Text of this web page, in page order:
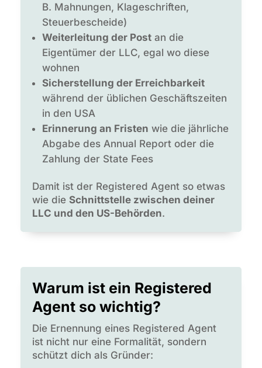
B. Mahnungen, Klageschriften,
Steuerbescheide)
Weiterleitung der Postan die
Eigentümer der LLC, egal wo diese
wohnen
Sicherstellung der Erreichbarkeit
während der üblichen Geschäftszeiten
in den USA
Erinnerung an Fristen wie die jährliche
Abgabe des Annual Report oder die
Zahlung der State Fees
Damit ist der Registered Agent so etwas
wie die Schnittstelle zwischen deiner
LLC und den US-Behörden.
Warum ist ein Registered
Agent so wichtig?
Die Ernennung eines Registered Agent
ist nicht nur eine Formalität, sondern
schützt dich als Gründer: